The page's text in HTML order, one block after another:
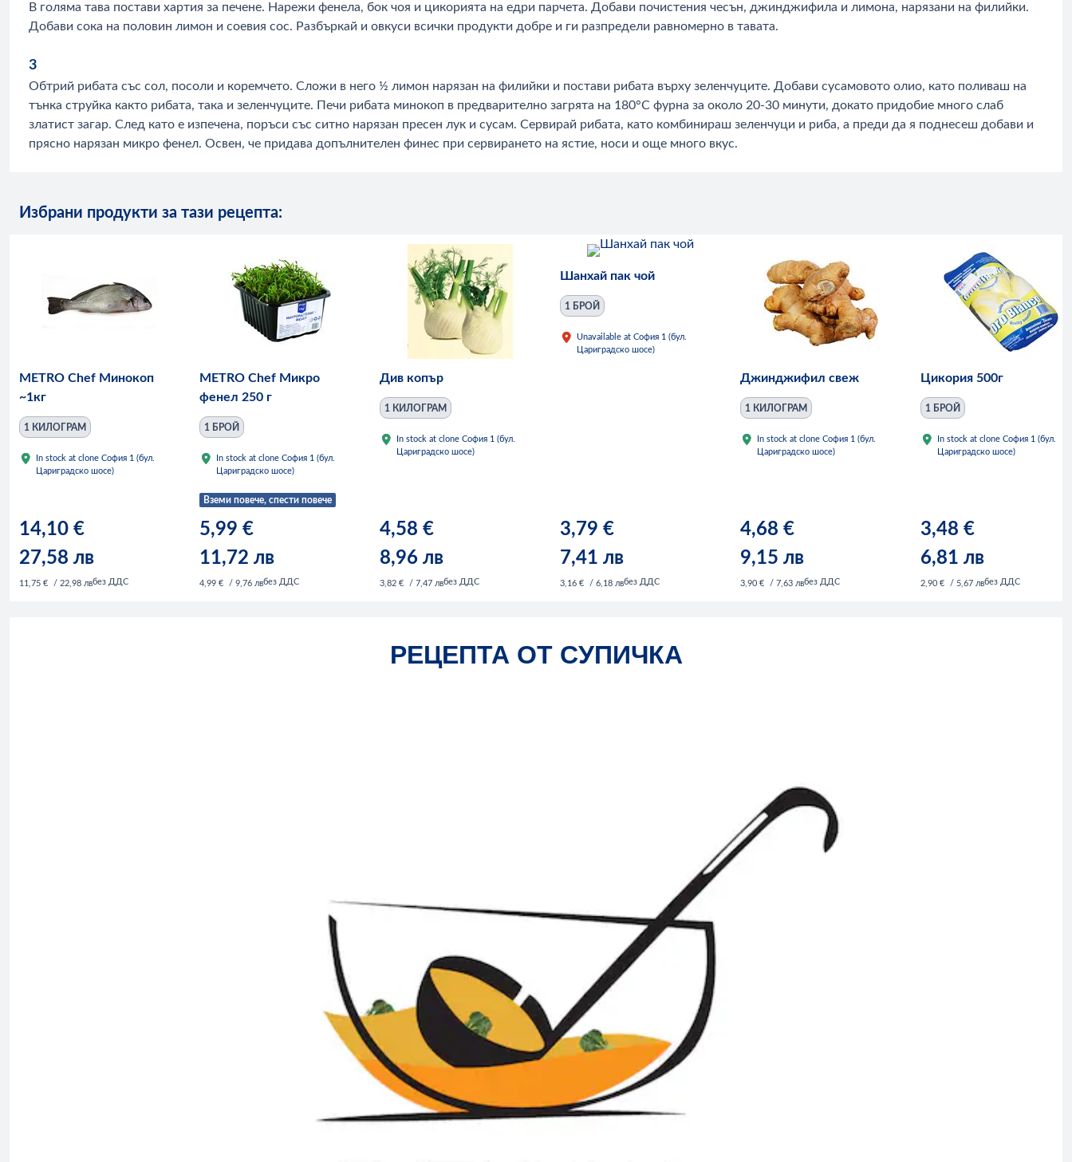
В голяма тава постави хартия за печене. Нарежи фенела, бок чоя и цикорията на едри парчета. Добави почистения чесън, джинджифила и лимона, нарязани на филийки.
Добави сока на половин лимон и соевия сос. Разбъркай и овкуси всички продукти добре и ги разпредели равномерно в тавата.
3
Обтрий рибата със сол, посоли и коремчето. Сложи в него ½ лимон нарязан на филийки и постави рибата върху зеленчуците. Добави сусамовото олио, като поливаш на
тънка струйка както рибата, така и зеленчуците. Печи рибата минокоп в предварително загрята на 180°С фурна за около 20-30 минути, докато придобие много слаб
златист загар. След като е изпечена, поръси със ситно нарязан пресен лук и сусам. Сервирай рибата, като комбинираш зеленчуци и риба, а преди да я поднесеш добави и
прясно нарязан микро фенел. Освен, че придава допълнителен финес при сервирането на ястие, носи и още много вкус.
Избрани продукти за тази рецепта:
METRO Chef Минокоп
~1кг
1 КИЛОГРАМ
In stock at clone София 1 (бул.
Цариградско шосе)
14,10 €
27,58 лв
11,75 € / 22,98 лвбез ДДС
METRO Chef Микро
фенел 250 г
1 БРОЙ
In stock at clone София 1 (бул.
Цариградско шосе)
Вземи повече, спести повече
5,99 €
11,72 лв
4,99 € / 9,76 лвбез ДДС
Див копър
1 КИЛОГРАМ
In stock at clone София 1 (бул.
Цариградско шосе)
4,58 €
8,96 лв
3,82 € / 7,47 лвбез ДДС
Шанхай пак чой
1 БРОЙ
Unavailable at София 1 (бул.
Цариградско шосе)
3,79 €
7,41 лв
3,16 € / 6,18 лвбез ДДС
Джинджифил свеж
1 КИЛОГРАМ
In stock at clone София 1 (бул.
Цариградско шосе)
4,68 €
9,15 лв
3,90 € / 7,63 лвбез ДДС
Цикория 500г
1 БРОЙ
In stock at clone София 1 (бул.
Цариградско шосе)
3,48 €
6,81 лв
2,90 € / 5,67 лвбез ДДС
РЕЦЕПТА ОТ СУПИЧКА